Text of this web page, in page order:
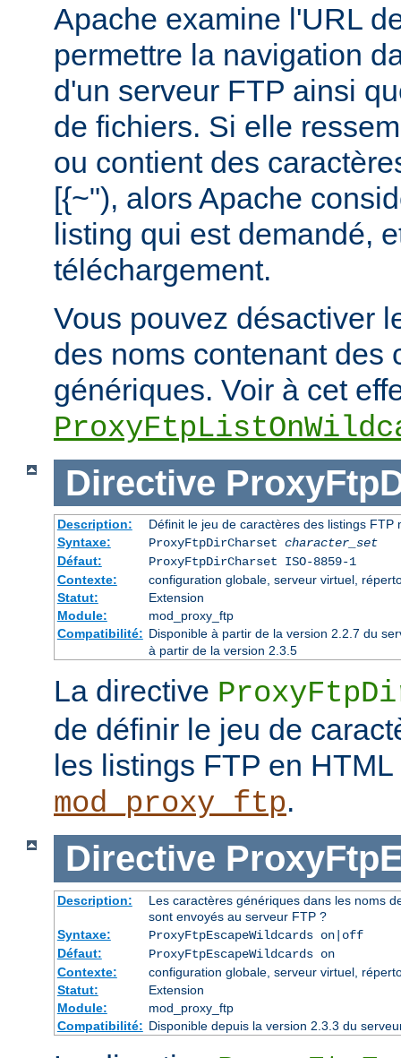
Apache examine l'URL
permettre la navigation
d'un serveur FTP ainsi
de fichiers. Si elle
ou contient des
[{~"), alors Apache
listing qui est demandé,
téléchargement.
Vous pouvez désactiver
des noms contenant des
génériques. Voir à cet
Directive
Description:
Définit le jeu de caractères des listings FTP
Syntaxe:
ProxyFtpDirCharset character_set
Défaut:
ProxyFtpDirCharset ISO-8859-1
Contexte:
configuration globale, serveur virtuel,
Statut:
Extension
Module:
mod_proxy_ftp
Compatibilité: Disponible à partir de la version 2.2.7 du
à partir de la version 2.3.5
La directive
de définir le jeu de
les listings FTP en
mod_proxy_ftp.
Directive
Description:
Les caractères génériques dans les noms
sont envoyés au serveur FTP ?
Syntaxe:
ProxyFtpEscapeWildcards on|off
Défaut:
ProxyFtpEscapeWildcards on
Contexte:
configuration globale, serveur virtuel,
Statut:
Extension
Module:
mod_proxy_ftp
Compatibilité: Disponible depuis la version 2.3.3 du